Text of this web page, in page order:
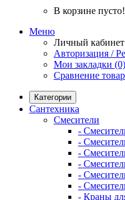
В корзине пусто!
Меню
Личный кабинет
Авторизация /
Мои закладки (0)
Сравнение
Категории
Сантехника
Смесители
-
-
-
-
-
-
- Краны